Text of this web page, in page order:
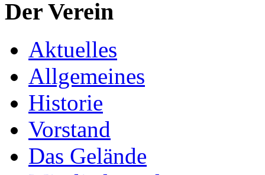
Der Verein
Aktuelles
Allgemeines
Historie
Vorstand
Das Gelände